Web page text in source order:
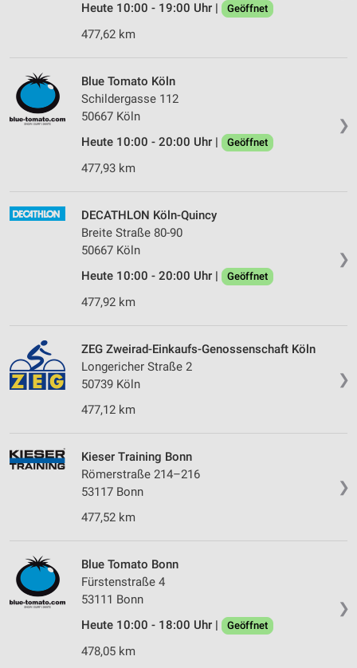
Heute 10:00 - 19:00 Uhr |
Geöffnet
477,62 km
❯
Blue Tomato Köln
Schildergasse 112
50667 Köln
Heute 10:00 - 20:00 Uhr |
Geöffnet
477,93 km
❯
DECATHLON Köln-Quincy
Breite Straße 80-90
50667 Köln
Heute 10:00 - 20:00 Uhr |
Geöffnet
477,92 km
❯
ZEG Zweirad-Einkaufs-Genossenschaft Köln
Longericher Straße 2
50739 Köln
477,12 km
❯
Kieser Training Bonn
Römerstraße 214–216
53117 Bonn
477,52 km
❯
Blue Tomato Bonn
Fürstenstraße 4
53111 Bonn
Heute 10:00 - 18:00 Uhr |
Geöffnet
478,05 km